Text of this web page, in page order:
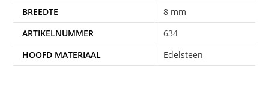
BREEDTE
8 mm
ARTIKELNUMMER
634
HOOFD MATERIAAL
Edelsteen